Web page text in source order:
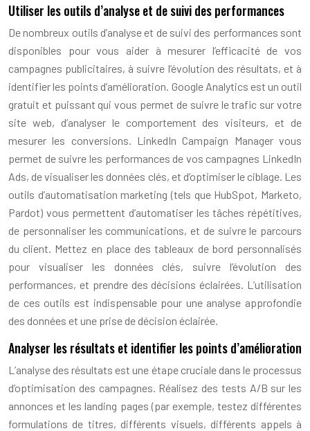
Utiliser les outils d’analyse et de suivi des performances
De nombreux outils d’analyse et de suivi des performances sont
disponibles pour vous aider à mesurer l’efficacité de vos
campagnes publicitaires, à suivre l’évolution des résultats, et à
identifier les points d’amélioration. Google Analytics est un outil
gratuit et puissant qui vous permet de suivre le trafic sur votre
site web, d’analyser le comportement des visiteurs, et de
mesurer les conversions. LinkedIn Campaign Manager vous
permet de suivre les performances de vos campagnes LinkedIn
Ads, de visualiser les données clés, et d’optimiser le ciblage. Les
outils d’automatisation marketing (tels que HubSpot, Marketo,
Pardot) vous permettent d’automatiser les tâches répétitives,
de personnaliser les communications, et de suivre le parcours
du client. Mettez en place des tableaux de bord personnalisés
pour visualiser les données clés, suivre l’évolution des
performances, et prendre des décisions éclairées. L’utilisation
de ces outils est indispensable pour une analyse approfondie
des données et une prise de décision éclairée.
Analyser les résultats et identifier les points d’amélioration
L’analyse des résultats est une étape cruciale dans le processus
d’optimisation des campagnes. Réalisez des tests A/B sur les
annonces et les landing pages (par exemple, testez différentes
formulations de titres, différents visuels, différents appels à